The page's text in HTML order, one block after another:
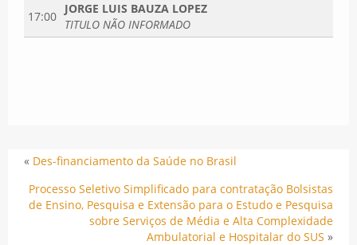
17:00
JORGE LUIS BAUZA LOPEZ
TITULO NÃO INFORMADO
« Des-financiamento da Saúde no Brasil
Processo Seletivo Simplificado para contratação Bolsistas
de Ensino, Pesquisa e Extensão para o Estudo e Pesquisa
sobre Serviços de Média e Alta Complexidade
Ambulatorial e Hospitalar do SUS »